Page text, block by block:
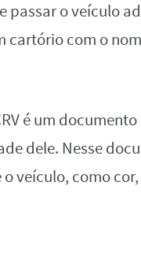
o veículo
cartório com o
é um
dele. Nesse
veículo, como